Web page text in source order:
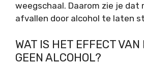
weegschaal. Daarom zie je dat
afvallen door alcohol te laten
WAT IS HET EFFECT
GEEN ALCOHOL?